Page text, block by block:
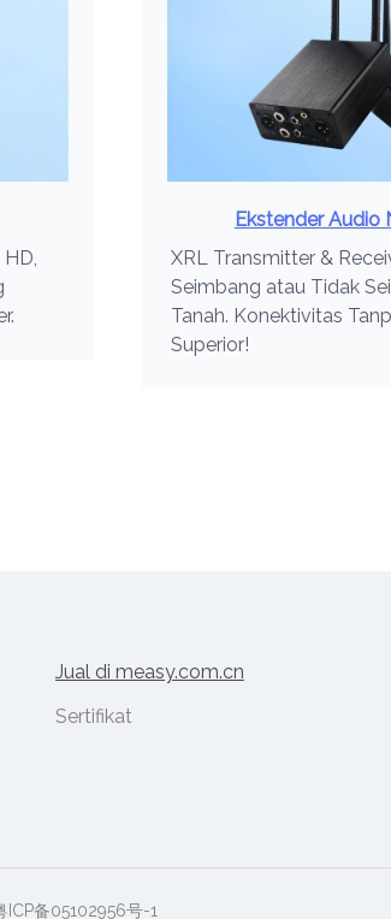
Ekstender Audio
XRL Transmitter &
Seimbang atau Tidak
Tanah. Konektivitas
Superior!
Jual di measy.com.cn
Sertifikat
备05102956号-1